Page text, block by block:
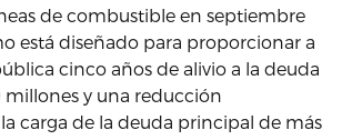
de combustible en septiembre
está diseñado para proporcionar a
cinco años de alivio a la deuda
y una reducción
carga de la deuda principal de más